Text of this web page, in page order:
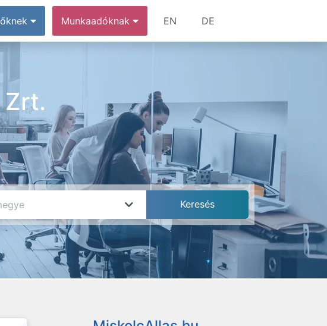
Munkaadóknak EN DE
Zrt.